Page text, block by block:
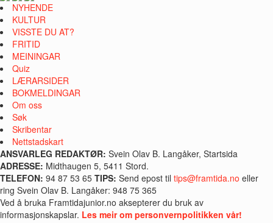
NYHENDE
KULTUR
VISSTE DU AT?
FRITID
MEININGAR
Quiz
LÆRARSIDER
BOKMELDINGAR
Om oss
Søk
Skribentar
Nettstadskart
ANSVARLEG REDAKTØR: Svein Olav B. Langåker, Startsida
ADRESSE: Midthaugen 5, 5411 Stord.
TELEFON: 94 87 53 65 TIPS: Send epost til tips@framtida.no eller
ring Svein Olav B. Langåker: 948 75 365
Ved å bruka Framtidajunior.no aksepterer du bruk av
informasjonskapslar. Les meir om personvernpolitikken vår!